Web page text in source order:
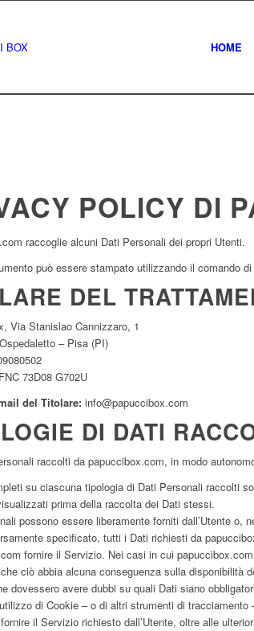
HOME
POLICY DI
raccoglie alcuni Dati Personali dei propri Utenti.
può essere stampato utilizzando il comando
DEL
Via Stanislao Cannizzaro, 1
– Pisa (PI)
73D08 G702U
del Titolare: info@papuccibox.com
DI DATI
raccolti da papuccibox.com, in modo
su ciascuna tipologia di Dati Personali raccolti
prima della raccolta dei Dati stessi.
possono essere liberamente forniti dall’Utente
specificato, tutti i Dati richiesti da
fornire il Servizio. Nei casi in cui
ciò abbia alcuna conseguenza sulla disponibilità
dovessero avere dubbi su quali Dati siano
utilizzo di Cookie – o di altri strumenti di
il Servizio richiesto dall’Utente, oltre alle